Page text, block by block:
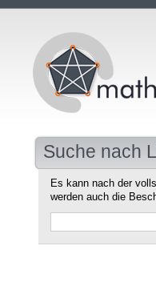
Suche nach
Es kann nach der
werden auch die